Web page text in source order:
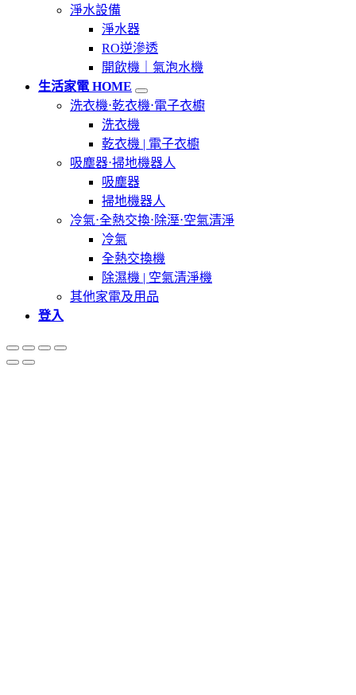
淨水設備
淨水器
RO逆滲透
開飲機｜氣泡水機
生活家電 HOME
洗衣機⋅乾衣機⋅電子衣櫥
洗衣機
乾衣機 | 電子衣櫥
吸塵器⋅掃地機器人
吸塵器
掃地機器人
冷氣⋅全熱交換⋅除溼⋅空氣清淨
冷氣
全熱交換機
除濕機 | 空氣清淨機
其他家電及用品
登入